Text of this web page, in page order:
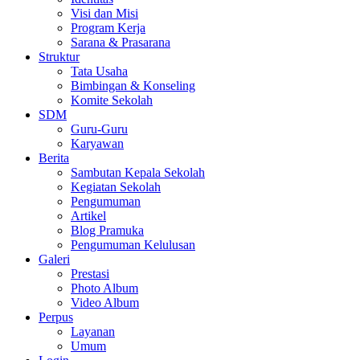
Visi dan Misi
Program Kerja
Sarana & Prasarana
Struktur
Tata Usaha
Bimbingan & Konseling
Komite Sekolah
SDM
Guru-Guru
Karyawan
Berita
Sambutan Kepala Sekolah
Kegiatan Sekolah
Pengumuman
Artikel
Blog Pramuka
Pengumuman Kelulusan
Galeri
Prestasi
Photo Album
Video Album
Perpus
Layanan
Umum